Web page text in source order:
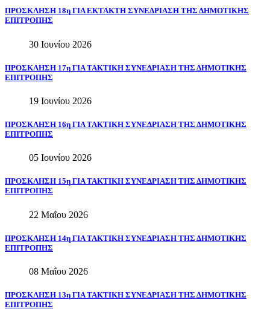
ΠΡΟΣΚΛΗΣΗ 18η ΓΙΑ ΕΚΤΑΚΤΗ ΣΥΝΕΔΡΙΑΣΗ ΤΗΣ ΔΗΜΟΤΙΚΗΣ
ΕΠΙΤΡΟΠΗΣ
30 Ιουνίου 2026
ΠΡΟΣΚΛΗΣΗ 17η ΓΙΑ ΤΑΚΤΙΚΗ ΣΥΝΕΔΡΙΑΣΗ ΤΗΣ ΔΗΜΟΤΙΚΗΣ
ΕΠΙΤΡΟΠΗΣ
19 Ιουνίου 2026
ΠΡΟΣΚΛΗΣΗ 16η ΓΙΑ ΤΑΚΤΙΚΗ ΣΥΝΕΔΡΙΑΣΗ ΤΗΣ ΔΗΜΟΤΙΚΗΣ
ΕΠΙΤΡΟΠΗΣ
05 Ιουνίου 2026
ΠΡΟΣΚΛΗΣΗ 15η ΓΙΑ ΤΑΚΤΙΚΗ ΣΥΝΕΔΡΙΑΣΗ ΤΗΣ ΔΗΜΟΤΙΚΗΣ
ΕΠΙΤΡΟΠΗΣ
22 Μαΐου 2026
ΠΡΟΣΚΛΗΣΗ 14η ΓΙΑ ΤΑΚΤΙΚΗ ΣΥΝΕΔΡΙΑΣΗ ΤΗΣ ΔΗΜΟΤΙΚΗΣ
ΕΠΙΤΡΟΠΗΣ
08 Μαΐου 2026
ΠΡΟΣΚΛΗΣΗ 13η ΓΙΑ ΤΑΚΤΙΚΗ ΣΥΝΕΔΡΙΑΣΗ ΤΗΣ ΔΗΜΟΤΙΚΗΣ
ΕΠΙΤΡΟΠΗΣ